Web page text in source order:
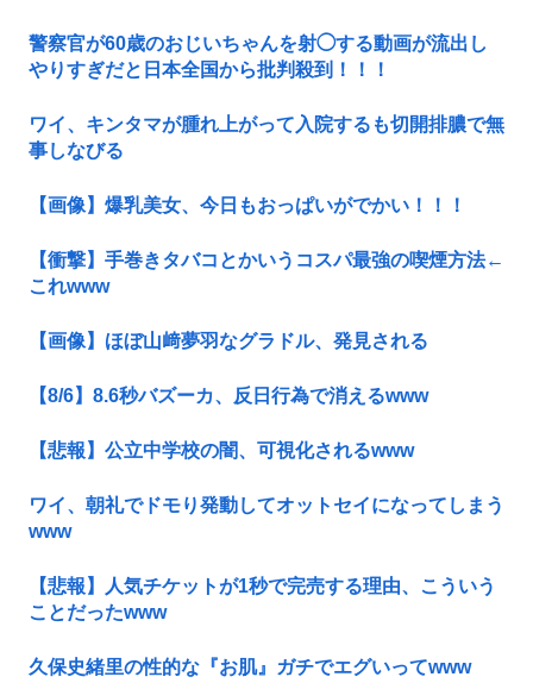
警察官が60歳のおじいちゃんを射◯する動画が流出し
やりすぎだと日本全国から批判殺到！！！
ワイ、キンタマが腫れ上がって入院するも切開排膿で無
事しなびる
【画像】爆乳美女、今日もおっぱいがでかい！！！
【衝撃】手巻きタバコとかいうコスパ最強の喫煙方法←
これwww
【画像】ほぼ山﨑夢羽なグラドル、発見される
【8/6】8.6秒バズーカ、反日行為で消えるwww
【悲報】公立中学校の闇、可視化されるwww
ワイ、朝礼でドモり発動してオットセイになってしまう
www
【悲報】人気チケットが1秒で完売する理由、こういう
ことだったwww
久保史緒里の性的な『お肌』ガチでエグいってwww